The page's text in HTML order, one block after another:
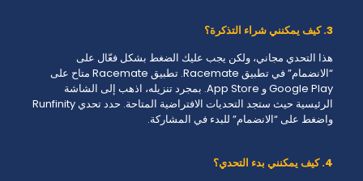
3. كيف يمكنني شراء التذكرة؟
هذا التحدي مجاني، ولكن يجب عليك الضغط بشكل فعّال على
“الانضمام” في تطبيق Racemate. تطبيق Racemate متاح على
Google Play و App Store. بمجرد تنزيله، اذهب إلى الشاشة
الرئيسية حيث ستجد التحديات الافتراضية المتاحة. حدد تحدي Runfinity
واضغط على “الانضمام” للبدء في المشاركة.
4. كيف يمكنني بدء التحدي؟